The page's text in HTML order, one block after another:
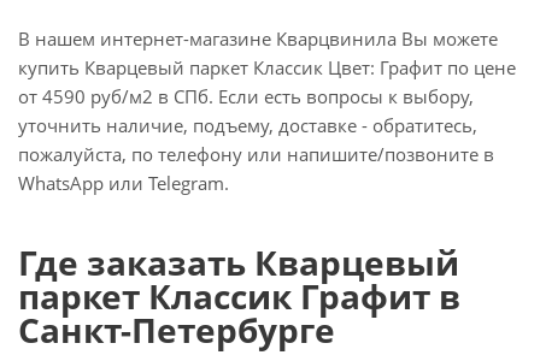
В нашем интернет-магазине Кварцвинила Вы можете
купить Кварцевый паркет Классик Цвет: Графит по цене
от 4590 руб/м2 в СПб. Если есть вопросы к выбору,
уточнить наличие, подъему, доставке - обратитесь,
пожалуйста, по телефону или напишите/позвоните в
WhatsApp или Telegram.
Где заказать Кварцевый
паркет Классик Графит в
Санкт-Петербурге